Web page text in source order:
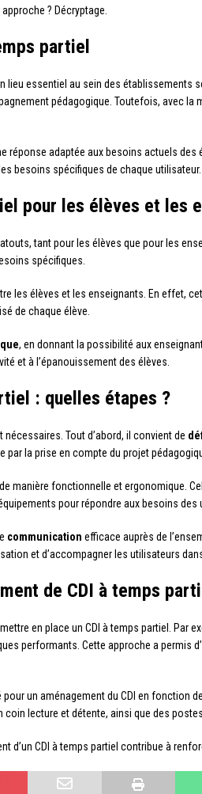
? Décryptage.
partiel
lieu essentiel au sein des établissements
pédagogique. Toutefois, avec
réponse adaptée aux besoins actuels
besoins spécifiques de chaque utilisateur.
pour les élèves et les
tant pour les élèves que pour les
spécifiques.
les élèves et les enseignants. En effet,
de chaque élève.
, en donnant la possibilité aux
et à l’épanouissement des élèves.
: quelles étapes ?
Tout d’abord, il convient de
la prise en compte du projet
manière fonctionnelle et ergonomique.
pour répondre aux besoins des
communication efficace auprès de
et d’accompagner les utilisateurs
de CDI à temps
en place un CDI à temps partiel. Par
performants. Cette approche a
un aménagement du CDI en fonction
lecture et détente, ainsi que des
d’un CDI à temps partiel contribue à